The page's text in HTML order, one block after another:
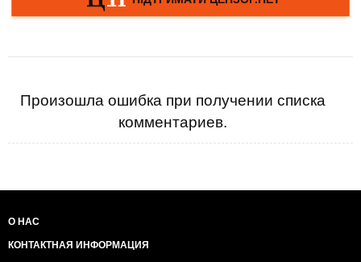
Произошла ошибка при получении списка
комментариев.
О НАС
КОНТАКТНАЯ ИНФОРМАЦИЯ